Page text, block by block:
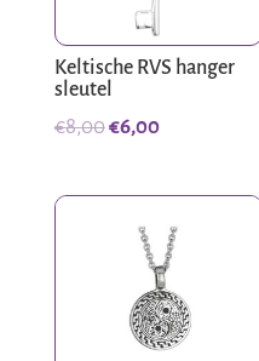
Keltische RVS hanger
sleutel
€8,00Oorspronkelijke
€6,00Huidige